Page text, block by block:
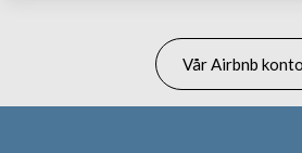
Vår Airbnb konto